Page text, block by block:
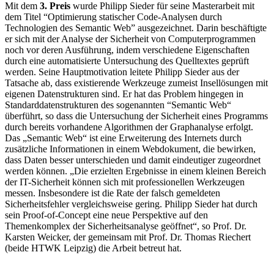
Mit dem 3. Preis wurde Philipp Sieder für seine Masterarbeit mit
dem Titel “Optimierung statischer Code-Analysen durch
Technologien des Semantic Web” ausgezeichnet. Darin beschäftigte
er sich mit der Analyse der Sicherheit von Computerprogrammen
noch vor deren Ausführung, indem verschiedene Eigenschaften
durch eine automatisierte Untersuchung des Quelltextes geprüft
werden. Seine Hauptmotivation leitete Philipp Sieder aus der
Tatsache ab, dass existierende Werkzeuge zumeist Insellösungen mit
eigenen Datenstrukturen sind. Er hat das Problem hingegen in
Standarddatenstrukturen des sogenannten “Semantic Web“
überführt, so dass die Untersuchung der Sicherheit eines Programms
durch bereits vorhandene Algorithmen der Graphanalyse erfolgt.
Das „Semantic Web“ ist eine Erweiterung des Internets durch
zusätzliche Informationen in einem Webdokument, die bewirken,
dass Daten besser unterschieden und damit eindeutiger zugeordnet
werden können. „Die erzielten Ergebnisse in einem kleinen Bereich
der IT-Sicherheit können sich mit professionellen Werkzeugen
messen. Insbesondere ist die Rate der falsch gemeldeten
Sicherheitsfehler vergleichsweise gering. Philipp Sieder hat durch
sein Proof-of-Concept eine neue Perspektive auf den
Themenkomplex der Sicherheitsanalyse geöffnet“, so Prof. Dr.
Karsten Weicker, der gemeinsam mit Prof. Dr. Thomas Riechert
(beide HTWK Leipzig) die Arbeit betreut hat.